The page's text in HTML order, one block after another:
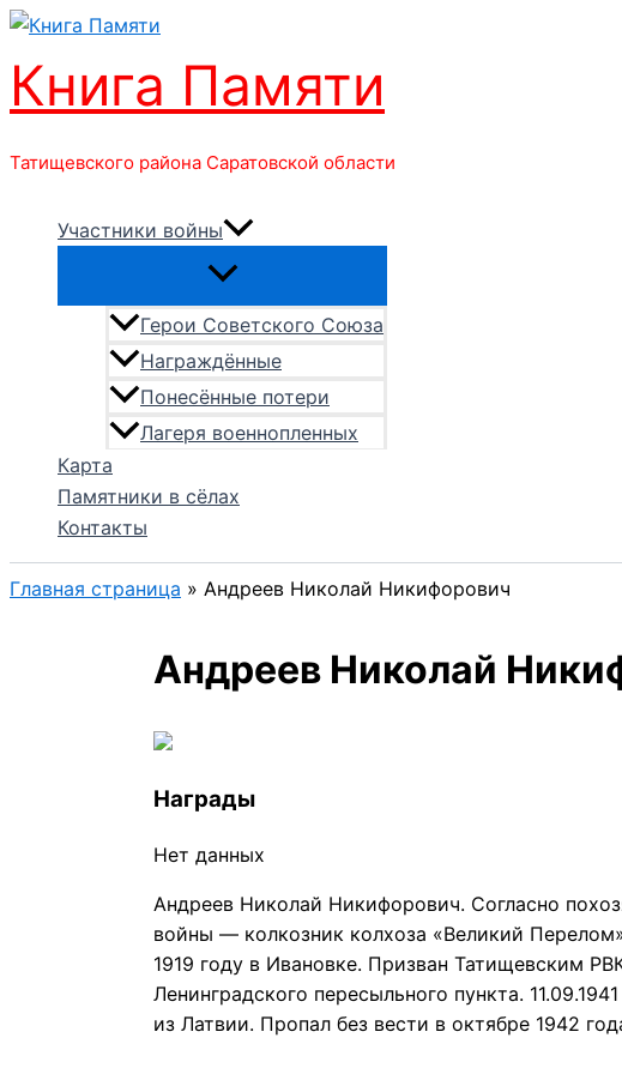
Перейти
содержимому
Книга Памяти
Татищевского района Саратовской области
Участники войны
Герои Советского Союза
Награждённые
Понесённые потери
Лагеря военнопленных
Карта
Памятники в сёлах
Контакты
Главная страница » Андреев Николай Никифорович
Андреев Николай
Награды
Нет данных
Андреев Николай Никифорович. Согласно
войны — колкозник колхоза «Великий
1919 году в Ивановке. Призван Татищевским
Ленинградского пересыльного пункта.
из Латвии. Пропал без вести в октябре 1942